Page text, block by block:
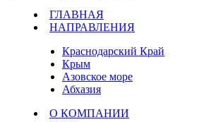
ГЛАВНАЯ
НАПРАВЛЕНИЯ
Краснодарский Край
Крым
Азовское море
Абхазия
О КОМПАНИИ